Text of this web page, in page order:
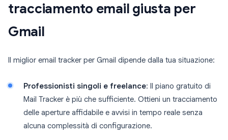
tracciamento email giusta per
Gmail
Il miglior email tracker per Gmail dipende dalla tua situazione:
Professionisti singoli e freelance: Il piano gratuito di
Mail Tracker è più che sufficiente. Ottieni un tracciamento
delle aperture affidabile e avvisi in tempo reale senza
alcuna complessità di configurazione.